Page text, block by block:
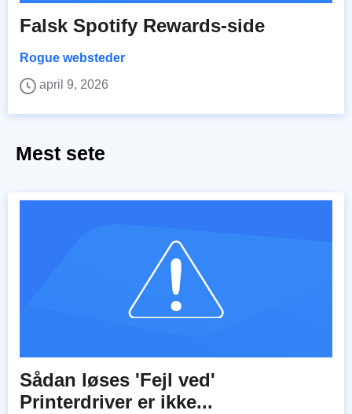
Falsk Spotify Rewards-side
Rogue websteder
april 9, 2026
Mest sete
Sådan løses 'Fejl ved'
Printerdriver er ikke...